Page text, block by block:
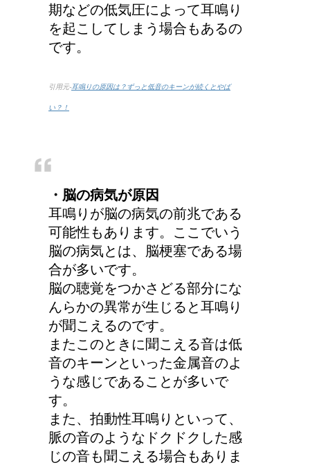
期などの低気圧によって耳鳴り
を起こしてしまう場合もあるの
です。
引用元-耳鳴りの原因は？ずっと低音のキーンが続くとやば
い？！
・脳の病気が原因
耳鳴りが脳の病気の前兆である
可能性もあります。ここでいう
脳の病気とは、脳梗塞である場
合が多いです。
脳の聴覚をつかさどる部分にな
んらかの異常が生じると耳鳴り
が聞こえるのです。
またこのときに聞こえる音は低
音のキーンといった金属音のよ
うな感じであることが多いで
す。
また、拍動性耳鳴りといって、
脈の音のようなドクドクした感
じの音も聞こえる場合もありま